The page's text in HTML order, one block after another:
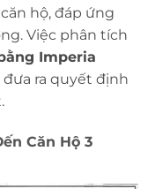
hộ, đáp ứng
Việc phân tích
Imperia
ra quyết định
Căn Hộ 3